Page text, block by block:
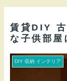
賃貸DIY 古
な子供部屋
DIY 収納 インテリア